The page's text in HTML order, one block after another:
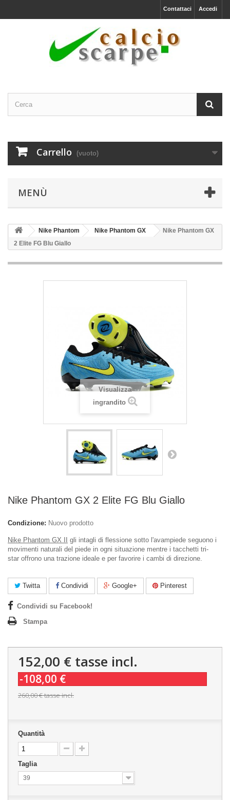
Accedi
Contattaci
Carrello (vuoto)
MENÙ
Nike Phantom Nike Phantom GX
Nike Phantom GX
2 Elite FG Blu Giallo
Visualizza
ingrandito
Nike Phantom GX 2 Elite FG Blu Giallo
Condizione: Nuovo prodotto
Nike Phantom GX II
gli intagli di flessione sotto l'avampiede seguono i
movimenti naturali del piede in ogni situazione mentre i tacchetti tri-
star offrono una trazione ideale e per favorire i cambi di direzione.
Twitta Condividi Google+ Pinterest
Condividi su Facebook!
Stampa
152,00 € tasse incl.
-108,00 €
260,00 €tasse incl.
Quantità
Taglia
39